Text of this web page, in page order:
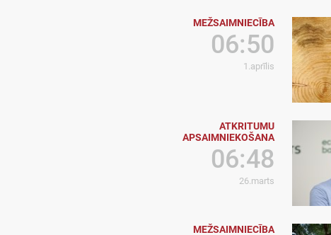
MEŽSAIMNIECĪBA
06:50
1.aprīlis
ATKRITUMU
APSAIMNIEKOŠANA
06:48
26.marts
MEŽSAIMNIECĪBA